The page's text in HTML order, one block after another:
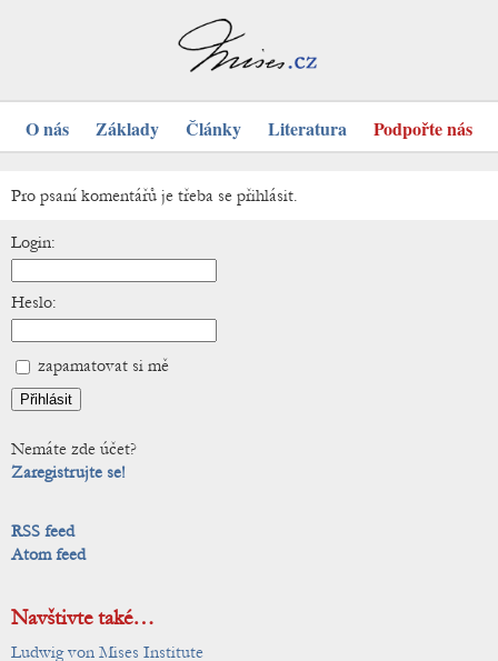
O nás Základy Články Literatura Podpořte nás
Pro psaní komentářů je třeba se přihlásit.
Login:
Heslo:
zapamatovat si mě
Nemáte zde účet?
Zaregistrujte se!
RSS feed
Atom feed
Navštivte také…
Ludwig von Mises Institute